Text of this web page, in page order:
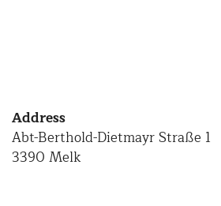
Address
Abt-Berthold-Dietmayr Straße 1
3390 Melk